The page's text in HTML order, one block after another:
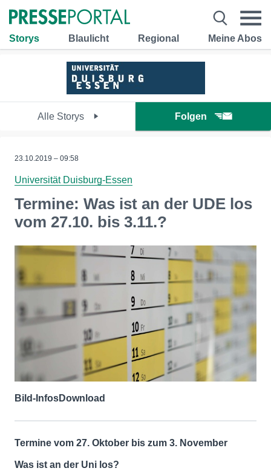
Storys Blaulicht Regional Meine Abos
Alle Storys Folgen
23.10.2019 – 09:58
Universität Duisburg-Essen
Termine: Was ist an der UDE los
vom 27.10. bis 3.11.?
Bild-InfosDownload
Termine vom 27. Oktober bis zum 3. November
Was ist an der Uni los?